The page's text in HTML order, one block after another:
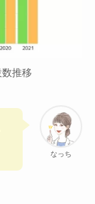
推移
なっち